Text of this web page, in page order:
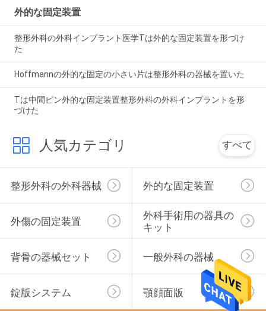
外的な固定装置
整形外科の外科インプラント医学Tは外的な固定装置を形づけ
た
Hoffmannの外的な固定の小さい片は整形外科の器械を置いた
Tは中間ピン外的な固定装置整形外科の外科インプラントを形
づけた
人気カテゴリ すべて
整形外科の外科器械 外的な固定装置
外傷の固定装置
外科手術用の器具の
キット
背骨の器械セット 一般外科の器械
錠版システム 顎顔面版